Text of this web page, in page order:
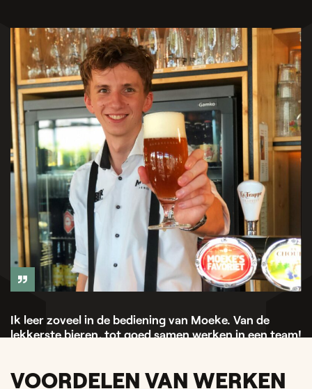
Ik leer zoveel in de bediening van Moeke. Van de
lekkerste bieren, tot goed samen werken in een team!
VOORDELEN VAN WERKEN